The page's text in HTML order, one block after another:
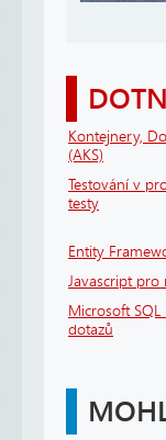
Kontejnery,
(AKS)
Testování v
testy
Entity
Javascript
Microsoft
dotazů